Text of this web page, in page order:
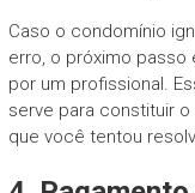
Caso o condomínio
erro, o próximo passo
por um profissional.
serve para constituir
que você tentou